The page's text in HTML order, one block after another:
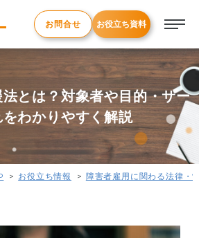
お問合せ お役立ち資料
とは？対象者や目的・サー
わかりやすく解説
お役立ち情報 障害者雇用に関わる法律・